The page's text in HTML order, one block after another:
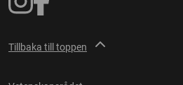
Tillbaka till toppen